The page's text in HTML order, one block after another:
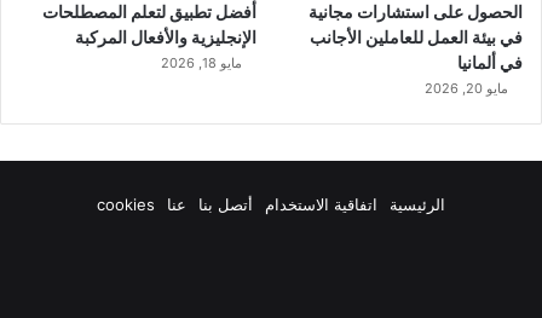
الحصول على استشارات مجانية
في بيئة العمل للعاملين الأجانب
في ألمانيا
مايو 20, 2026
أفضل تطبيق لتعلم المصطلحات
الإنجليزية والأفعال المركبة
مايو 18, 2026
الرئيسية اتفاقية الاستخدام أتصل بنا عنا cookies